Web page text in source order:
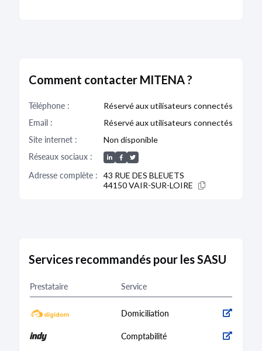
Comment contacter MITENA ?
Téléphone :
Réservé aux utilisateurs connectés
Email :
Réservé aux utilisateurs connectés
Site internet :
Non disponible
Réseaux sociaux :
Adresse complète :
43 RUE DES BLEUETS
44150 VAIR-SUR-LOIRE
Services recommandés pour les SASU
Prestataire Service
Domiciliation
Comptabilité